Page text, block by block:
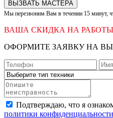
ВЫЗВАТЬ МАСТЕРА
Мы перезвоним Вам в течении 15 минут,
ВАША СКИДКА НА РАБОТЫ
ОФОРМИТЕ ЗАЯВКУ НА
Подтверждаю, что я
политики конфиденциальности